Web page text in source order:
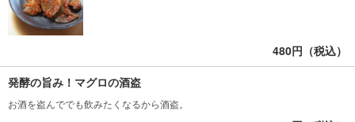
480円（税込）
発酵の旨み！マグロの酒盗
お酒を盗んででも飲みたくなるから酒盗。